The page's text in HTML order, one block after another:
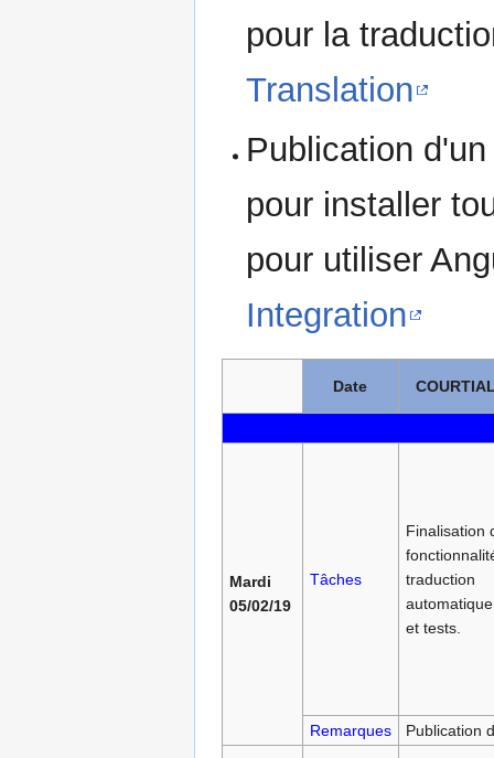
pour la
Translation
Publication
pour installer
pour utiliser
Integration
Date
Mardi
05/02/19
Tâches
Finalisation
traduction
et tests.
Remarques Publication